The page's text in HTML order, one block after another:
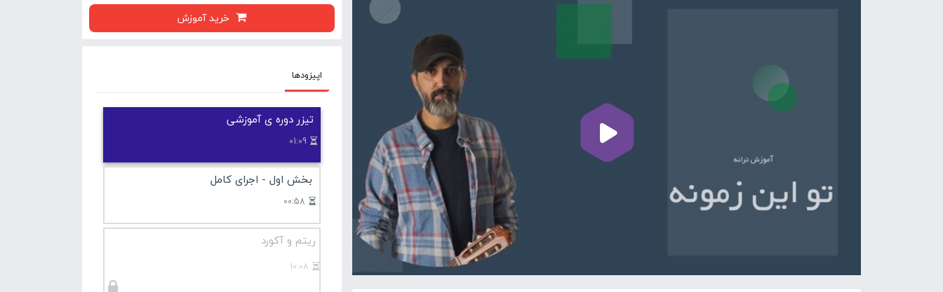
اپیزودها
تیزر دوره ی آموزشی
01:09
بخش اول - اجرای کامل
00:58
ریتم و آکورد
10:08